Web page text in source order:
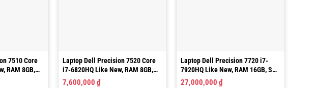
7510 Core
RAM 8GB,
Laptop Dell Precision 7520 Core
i7-6820HQ Like New, RAM 8GB,
SSD 256GB, VGA M1200
7,600,000₫
Laptop Dell Precision 7720 i7-
7920HQ Like New, RAM 16GB, SSD
512GB, 17.3”FHD
27,000,000 ₫